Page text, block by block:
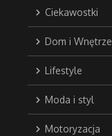
Ciekawostki
Dom i Wnętrze
Lifestyle
Moda i styl
Motoryzacja